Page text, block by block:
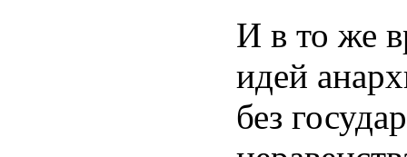
И в то же
идей
без